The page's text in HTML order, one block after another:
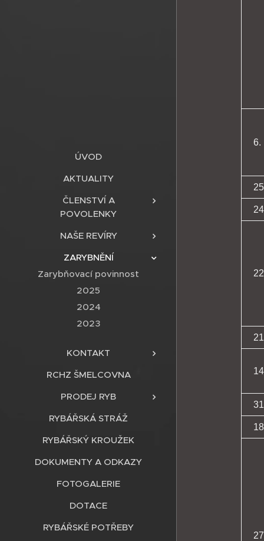
ÚVOD
AKTUALITY
ČLENSTVÍ A
POVOLENKY
NAŠE REVÍRY
ZARYBNĚNÍ
Zarybňovací povinnost
2025
2024
2023
KONTAKT
RCHZ ŠMELCOVNA
PRODEJ RYB
RYBÁŘSKÁ STRÁŽ
RYBÁŘSKÝ KROUŽEK
DOKUMENTY A ODKAZY
FOTOGALERIE
DOTACE
RYBÁŘSKÉ POTŘEBY
6.